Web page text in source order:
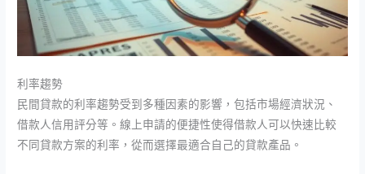
利率趨勢
民間貸款的利率趨勢受到多種因素的影響，包括市場經濟狀況、
借款人信用評分等。線上申請的便捷性使得借款人可以快速比較
不同貸款方案的利率，從而選擇最適合自己的貸款產品。